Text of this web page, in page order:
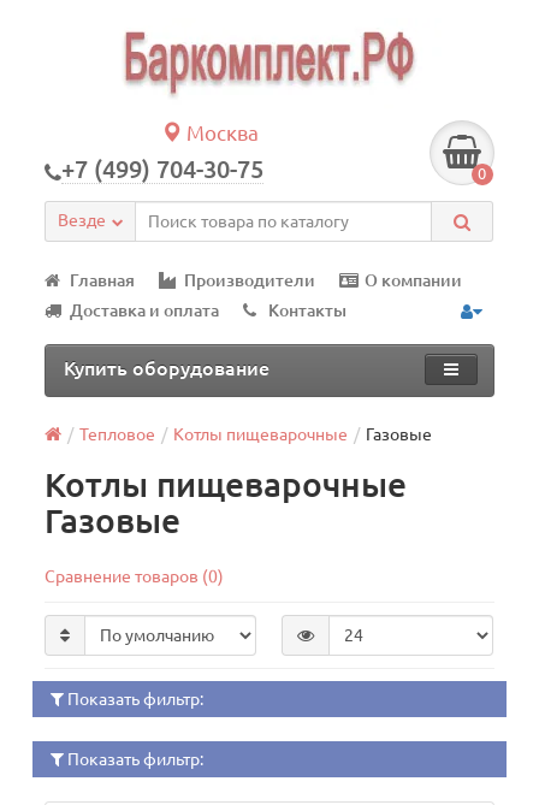
Москва
+7 (499) 704-30-75 0
Везде
Главная Производители
О компании
Доставка и оплата
Контакты
Купить оборудование
Тепловое Котлы пищеварочные Газовые
Котлы пищеварочные
Газовые
Сравнение товаров (0)
Показать фильтр:
Показать фильтр: